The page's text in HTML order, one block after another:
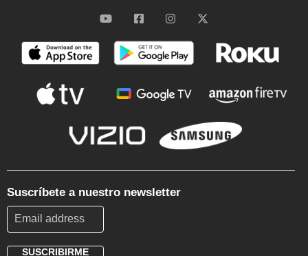
Suscríbete a nuestro newsletter
SUSCRIBIRME